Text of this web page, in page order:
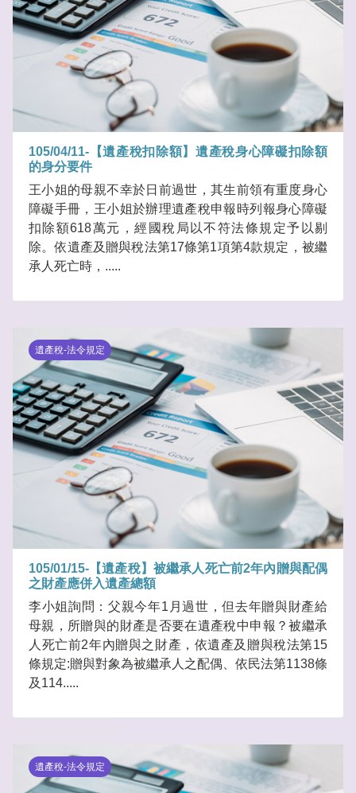
105/04/11-【遺產稅扣除額】遺產稅身心障礙扣除額
的身分要件
王小姐的母親不幸於日前過世，其生前領有重度身心
障礙手冊，王小姐於辦理遺產稅申報時列報身心障礙
扣除額618萬元，經國稅局以不符法條規定予以剔
除。依遺產及贈與稅法第17條第1項第4款規定，被繼
承人死亡時，.....
遺產稅-法令規定
105/01/15-【遺產稅】被繼承人死亡前2年內贈與配偶
之財產應併入遺產總額
李小姐詢問：父親今年1月過世，但去年贈與財產給
母親，所贈與的財產是否要在遺產稅中申報？被繼承
人死亡前2年內贈與之財產，依遺產及贈與稅法第15
條規定:贈與對象為被繼承人之配偶、依民法第1138條
及114.....
遺產稅-法令規定